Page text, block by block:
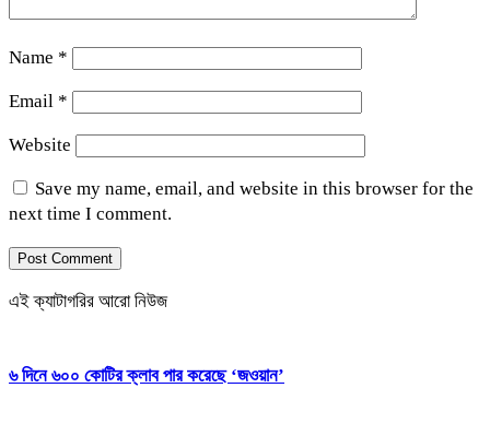
Name *
Email *
Website
Save my name, email, and website in this browser for the
next time I comment.
এই ক্যাটাগরির আরো নিউজ
৬ দিনে ৬০০ কোটির ক্লাব পার করেছে ‘জওয়ান’